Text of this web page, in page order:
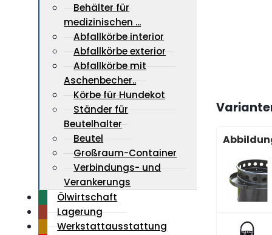
Behälter für
medizinischen ...
Abfallkörbe interior
Abfallkörbe exterior
Abfallkörbe mit
Aschenbecher..
Körbe für Hundekot
Ständer für
Beutelhalter
Beutel
Großraum-Container
Verbindungs- und
Verankerungs
Ölwirtschaft
Lagerung
Werkstattausstattung